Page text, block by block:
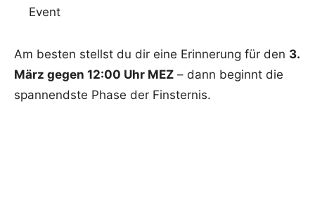
Event
Am besten stellst du dir eine Erinnerung für den 3.
März gegen 12:00 Uhr MEZ – dann beginnt die
spannendste Phase der Finsternis.